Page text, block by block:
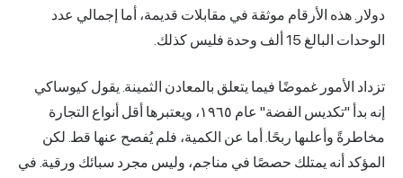
دولار. هذه الأرقام موثقة في مقابلات قديمة، أما إجمالي عدد
الوحدات البالغ 15 ألف وحدة فليس كذلك.
تزداد الأمور غموضًا فيما يتعلق بالمعادن الثمينة. يقول كيوساكي
إنه بدأ "تكديس الفضة" عام ١٩٦٥، ويعتبرها أقل أنواع التجارة
مخاطرةً وأعلىها ربحًا. أما عن الكمية، فلم يُفصح عنها قط. لكن
المؤكد أنه يمتلك حصصًا في مناجم، وليس مجرد سبائك ورقية. في